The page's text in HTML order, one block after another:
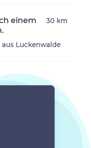
einem
aus Luckenwalde
30 km